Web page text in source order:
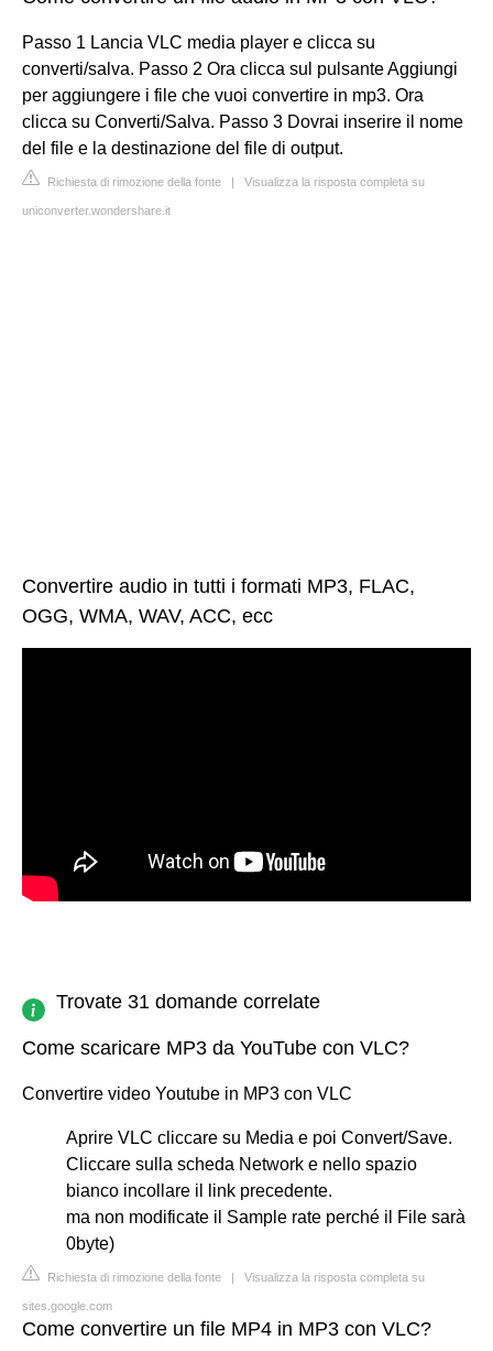
Passo 1 Lancia VLC media player e clicca su
converti/salva. Passo 2 Ora clicca sul pulsante Aggiungi
per aggiungere i file che vuoi convertire in mp3. Ora
clicca su Converti/Salva. Passo 3 Dovrai inserire il nome
del file e la destinazione del file di output.
Richiesta di rimozione della fonte | Visualizza la risposta completa su
uniconverter.wondershare.it
Convertire audio in tutti i formati MP3, FLAC,
OGG, WMA, WAV, ACC, ecc
Trovate 31 domande correlate
Come scaricare MP3 da YouTube con VLC?
Convertire video Youtube in MP3 con VLC
Aprire VLC cliccare su Media e poi Convert/Save.
Cliccare sulla scheda Network e nello spazio
bianco incollare il link precedente.
ma non modificate il Sample rate perché il File sarà
0byte)
Richiesta di rimozione della fonte | Visualizza la risposta completa su
sites.google.com
Come convertire un file MP4 in MP3 con VLC?